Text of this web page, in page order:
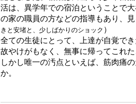
活は、異学年での宿泊ということで
の家の職員の方などの指導もあり、
きと安堵と、少しばかりのショック ）
全ての生徒にとって、上達が自覚で
故やけがもなく、無事に帰ってこれ
しかし唯一の汚点といえば、筋肉痛
か。